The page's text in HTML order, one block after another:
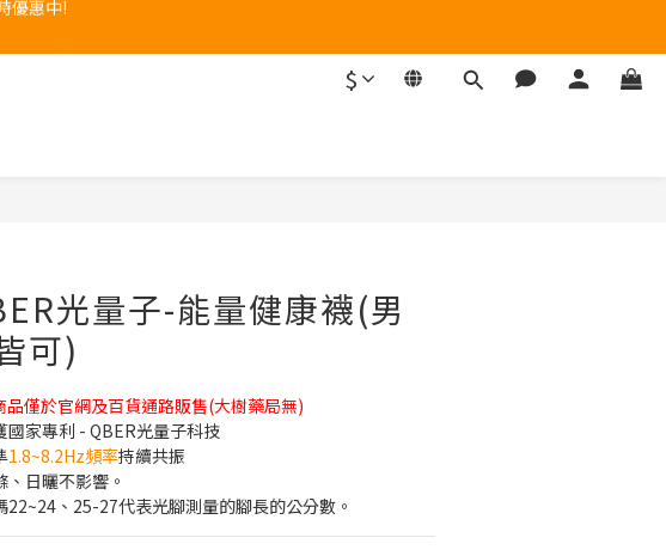
08~17)
$
光量子-能量健康襪(男
可)
僅於官網及百貨通路販售(大樹藥局無)
國家專利 - QBER光量子科技
1.8~8.2Hz頻率持續共振
日曬不影響。
22~24、25-27代表光腳測量的腳長的公分數。